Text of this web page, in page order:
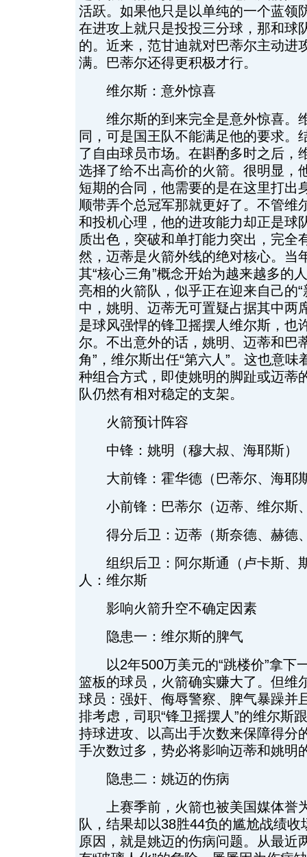
活跃。如果他只是以单纯的一个蓝领
在进攻上就只是投投三分球，那和球
的。近来，范甘迪就对巴蒂尔主动进
满。巴蒂尔还得更积极才行。
维尔斯：意外惊喜
维尔斯的到来完全是意外惊喜。
同，可是国王队不能满足他的要求。
了自由球员市场。在斟酌多时之后，
选择了给不出高价的火箭。很明显，
短期的合同，他需要的是在这里打出
顺带弄个总冠军那就更好了。不管维
和投机心理，他的进攻能力却正是球
质出色，突破和单打能力突出，完全
然，迈蒂是火箭外线的绝对核心。当
其“核心三角”概念开始为越来越多的
亮相的火箭队，似乎正在迎来自己的
中，姚明、迈蒂无可置疑占据其中两
是球风强悍的锋卫摇摆人维尔斯，也
尔。不出意外的话，姚明、迈蒂和巴
角”，维尔斯出任“第六人”。这也意味
种组合方式，即使姚明的脚趾或迈蒂
队仍然有相对稳定的支架。
火箭预计阵容
中锋：姚明（穆大叔、海耶斯）
大前锋：霍华德（巴蒂尔、海耶
小前锋：巴蒂尔（迈蒂、维尔斯
得分后卫：迈蒂（斯奈德、赫德
组织后卫：阿尔斯通（卢卡斯、
人：维尔斯
影响火箭升空不确定因素
隐患一：维尔斯的脾气
以2年500万美元的“跳楼价”拿下
篮板的球员，火箭确实赚大了。但维
球员：强奸、侮辱警察、脾气暴躁
排考虑，司职“锋卫摇摆人”的维尔斯
持球进攻、以高出手次数来保障得分
手次数过多，势必将影响迈蒂和姚明
隐患二：姚迈的伤病
上赛季前，火箭也被美国媒体誉
队，结果却以38胜44负的尴尬战绩
原因，就是姚迈的伤病问题。从最近